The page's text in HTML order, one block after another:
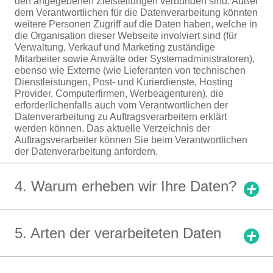
dem Verantwortlichen für die Datenverarbeitung könnten
weitere Personen Zugriff auf die Daten haben, welche in
die Organisation dieser Webseite involviert sind (für
Verwaltung, Verkauf und Marketing zuständige
Mitarbeiter sowie Anwälte oder Systemadministratoren),
ebenso wie Externe (wie Lieferanten von technischen
Dienstleistungen, Post- und Kurierdienste, Hosting
Provider, Computerfirmen, Werbeagenturen), die
erforderlichenfalls auch vom Verantwortlichen der
Datenverarbeitung zu Auftragsverarbeitern erklärt
werden können. Das aktuelle Verzeichnis der
Auftragsverarbeiter können Sie beim Verantwortlichen
der Datenverarbeitung anfordern.
4. Warum erheben wir Ihre Daten?
Serviceleistungen zu erbringen, die zum Beispiel darin
bestehen, Ihre Anforderung von
5. Arten der verarbeiteten Daten